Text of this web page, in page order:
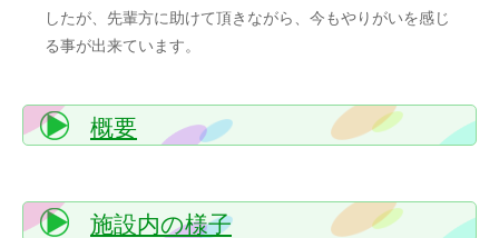
したが、先輩方に助けて頂きながら、今もやりがいを感じ
る事が出来ています。
概要
施設内の様子